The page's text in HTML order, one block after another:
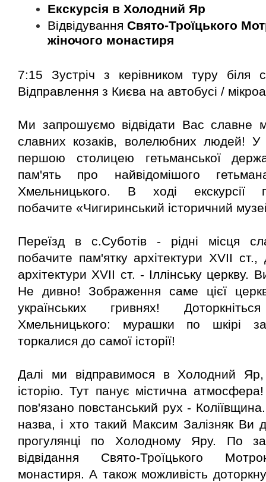
Екскурсія в Холодний Яр
Відвідування Свято-Троїцького
жіночого монастиря
7:15 Зустріч з керівником туру біля
Відправлення з Києва на автобусі /
Ми запрошуємо відвідати Вас славне
славних козаків, волелюбних людей!
першою столицею гетьманської
пам'ять про найвідомішого
Хмельницького.
В ході екскурсії
побачите «Чигиринський історичний
Переїзд в с.Суботів - рідні місця
побачите пам'ятку архітектури XVII
архітектури XVII ст. - Іллінську церкву.
Не дивно! Зображення саме цієї
українських гривнях!
Хмельницького: мурашки по шкірі
торкалися до самої історії!
Далі ми відправимося в Холодний
історію. Тут панує містична
пов'язано повстанський рух -
назва, і хто такий Максим Залізняк Ви
прогулянці по Холодному Яру. По
відвідання Свято-Троїцького
монастиря. А також можливість